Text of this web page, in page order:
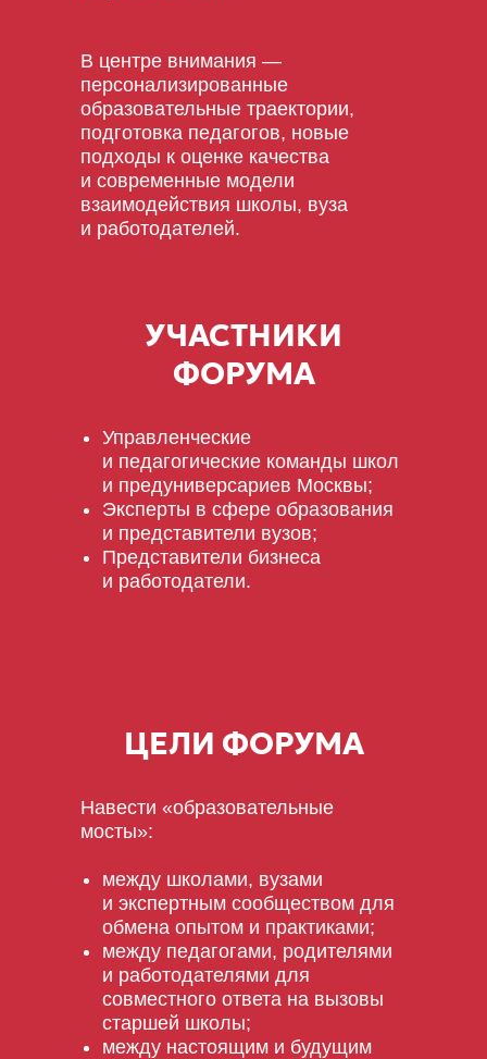
В центре внимания —
персонализированные
образовательные траектории,
подготовка педагогов, новые
подходы к оценке качества
и современные модели
взаимодействия школы, вуза
и работодателей.
Управленческие
и педагогические команды школ
и предуниверсариев Москвы;
Эксперты в сфере образования
и представители вузов;
Представители бизнеса
и работодатели.
УЧАСТНИКИ
ФОРУМА
Навести «образовательные
мосты»:
между школами, вузами
и экспертным сообществом для
обмена опытом и практиками;
между педагогами, родителями
и работодателями для
совместного ответа на вызовы
старшей школы;
между настоящим и будущим
ЦЕЛИ ФОРУМА